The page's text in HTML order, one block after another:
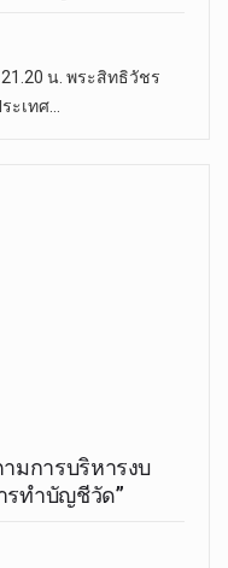
น. พระสิทธิวัชร
เทศ…
มการบริหารงบ
รทำบัญชีวัด”